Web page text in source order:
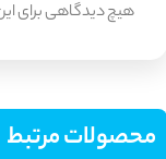
هیچ دیدگاهی برای
محصولات مرتبط